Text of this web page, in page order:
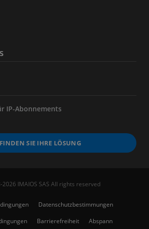
IP-Abonnements
FINDEN SIE IHRE LÖSUNG
IMAIOS SAS All rights reserved
Datenschutzbestimmungen
Barrierefreiheit Abspann